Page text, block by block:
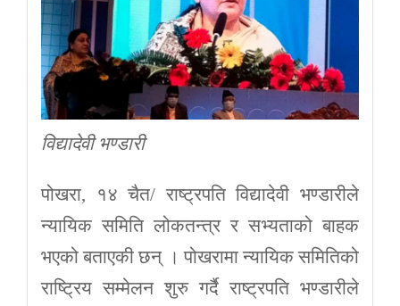
विद्यादेवी भण्डारी
पोखरा, १४ चैत/ राष्ट्रपति विद्यादेवी भण्डारीले
न्यायिक समिति लोकतन्त्र र सभ्यताको बाहक
भएको बताएकी छन् । पोखरामा न्यायिक समितिको
राष्ट्रिय सम्मेलन शुरु गर्दै राष्ट्रपति भण्डारीले